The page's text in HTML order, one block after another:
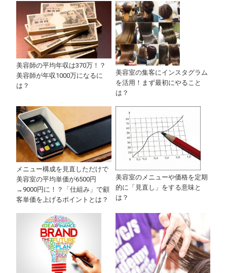
美容師の平均年収は370万！？
美容師が年収1000万になるに
は？
美容室の集客にインスタグラム
を活用！まず最初にやること
は？
メニュー構成を見直しただけで
美容室の平均単価が6500円
→9000円に！？「仕組み」で顧
客単価を上げるポイントとは？
美容室のメニューや価格を定期
的に「見直し」をする意味と
は？